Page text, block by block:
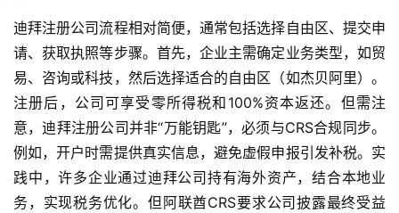
迪拜注册公司流程相对简便，通常包括选择自由区、提交申
请、获取执照等步骤。首先，企业主需确定业务类型，如贸
易、咨询或科技，然后选择适合的自由区（如杰贝阿里）。
注册后，公司可享受零所得税和100%资本返还。但需注
意，迪拜注册公司并非“万能钥匙”，必须与CRS合规同步。
例如，开户时需提供真实信息，避免虚假申报引发补税。实
践中，许多企业通过迪拜公司持有海外资产，结合本地业
务，实现税务优化。但阿联酋CRS要求公司披露最终受益